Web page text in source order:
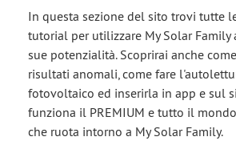
In questa sezione del sito trovi tutte
tutorial per utilizzare My Solar
sue potenzialità. Scoprirai anche
risultati anomali, come fare
fotovoltaico ed inserirla in app e sul
funziona il PREMIUM e tutto il
che ruota intorno a My Solar Family.